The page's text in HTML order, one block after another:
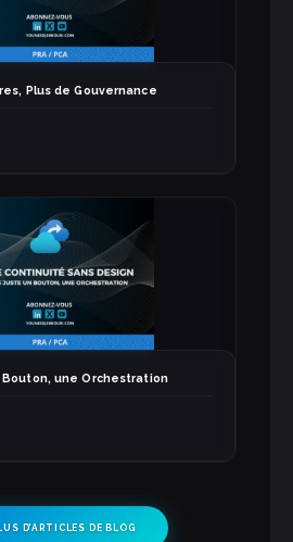
Plus de Gouvernance
Bouton, une Orchestration
D’ARTICLES DE BLOG